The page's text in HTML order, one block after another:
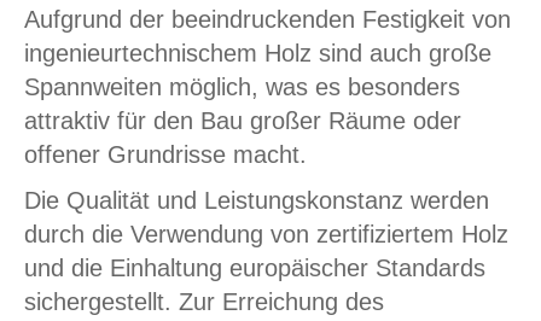
Aufgrund der beeindruckenden Festigkeit von
ingenieurtechnischem Holz sind auch große
Spannweiten möglich, was es besonders
attraktiv für den Bau großer Räume oder
offener Grundrisse macht.
Die Qualität und Leistungskonstanz werden
durch die Verwendung von zertifiziertem Holz
und die Einhaltung europäischer Standards
sichergestellt. Zur Erreichung des